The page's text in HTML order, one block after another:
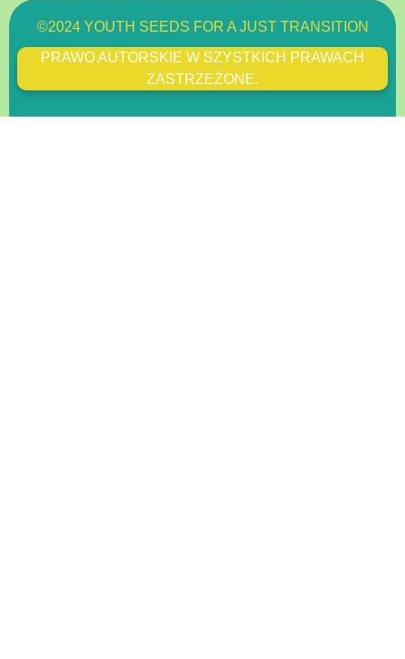
©2024 YOUTH SEEDS FOR A JUST TRANSITION
PRAWO AUTORSKIE W SZYSTKICH PRAWACH
ZASTRZEŻONE.